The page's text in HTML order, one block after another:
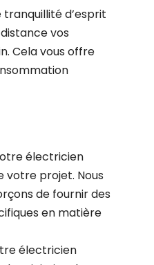
d’esprit
vos
Cela vous offre
électricien
votre projet. Nous
de fournir des
en matière
électricien